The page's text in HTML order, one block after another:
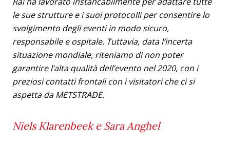
le sue strutture e i suoi protocolli per consentire lo
svolgimento degli eventi in modo sicuro,
responsabile e ospitale. Tuttavia, data l’incerta
situazione mondiale, riteniamo di non poter
garantire l’alta qualità dell’evento nel 2020, con i
preziosi contatti frontali con i visitatori che ci si
aspetta da METSTRADE.
Niels Klarenbeek e Sara Anghel